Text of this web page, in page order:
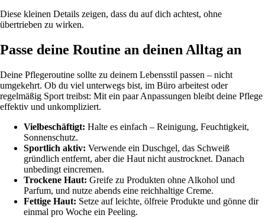
Diese kleinen Details zeigen, dass du auf dich achtest, ohne
übertrieben zu wirken.
Passe deine Routine an deinen Alltag an
Deine Pflegeroutine sollte zu deinem Lebensstil passen – nicht
umgekehrt. Ob du viel unterwegs bist, im Büro arbeitest oder
regelmäßig Sport treibst: Mit ein paar Anpassungen bleibt deine Pflege
effektiv und unkompliziert.
Vielbeschäftigt: Halte es einfach – Reinigung, Feuchtigkeit,
Sonnenschutz.
Sportlich aktiv: Verwende ein Duschgel, das Schweiß
gründlich entfernt, aber die Haut nicht austrocknet. Danach
unbedingt eincremen.
Trockene Haut: Greife zu Produkten ohne Alkohol und
Parfum, und nutze abends eine reichhaltige Creme.
Fettige Haut: Setze auf leichte, ölfreie Produkte und gönne dir
einmal pro Woche ein Peeling.